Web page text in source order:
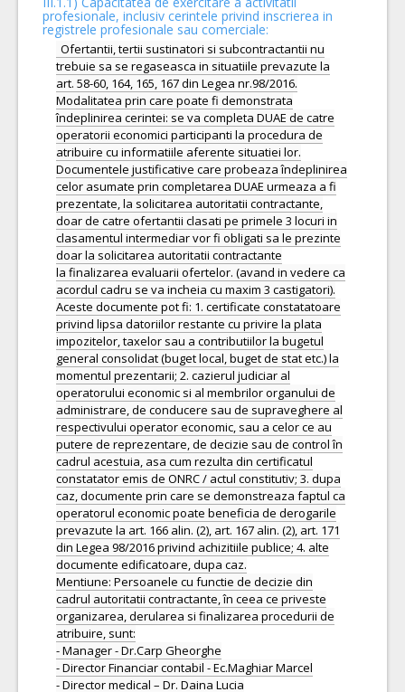
profesionale, inclusiv cerintele privind inscrierea in
registrele profesionale sau comerciale:
Ofertantii, tertii sustinatori si subcontractantii nu
trebuie sa se regaseasca in situatiile prevazute la
art. 58-60, 164, 165, 167 din Legea nr.98/2016.
Modalitatea prin care poate fi demonstrata
îndeplinirea cerintei: se va completa DUAE de catre
operatorii economici participanti la procedura de
atribuire cu informatiile aferente situatiei lor.
Documentele justificative care probeaza îndeplinirea
celor asumate prin completarea DUAE urmeaza a fi
prezentate, la solicitarea autoritatii contractante,
doar de catre ofertantii clasati pe primele 3 locuri in
clasamentul intermediar vor fi obligati sa le prezinte
doar la solicitarea autoritatii contractante
la finalizarea evaluarii ofertelor. (avand in vedere ca
acordul cadru se va incheia cu maxim 3 castigatori).
Aceste documente pot fi: 1. certificate constatatoare
privind lipsa datoriilor restante cu privire la plata
impozitelor, taxelor sau a contributiilor la bugetul
general consolidat (buget local, buget de stat etc.) la
momentul prezentarii; 2. cazierul judiciar al
operatorului economic si al membrilor organului de
administrare, de conducere sau de supraveghere al
respectivului operator economic, sau a celor ce au
putere de reprezentare, de decizie sau de control în
cadrul acestuia, asa cum rezulta din certificatul
constatator emis de ONRC / actul constitutiv; 3. dupa
caz, documente prin care se demonstreaza faptul ca
operatorul economic poate beneficia de derogarile
prevazute la art. 166 alin. (2), art. 167 alin. (2), art. 171
din Legea 98/2016 privind achizitiile publice; 4. alte
documente edificatoare, dupa caz.
Mentiune: Persoanele cu functie de decizie din
cadrul autoritatii contractante, în ceea ce priveste
organizarea, derularea si finalizarea procedurii de
atribuire, sunt:
- Manager - Dr.Carp Gheorghe
- Director Financiar contabil - Ec.Maghiar Marcel
- Director medical – Dr. Daina Lucia